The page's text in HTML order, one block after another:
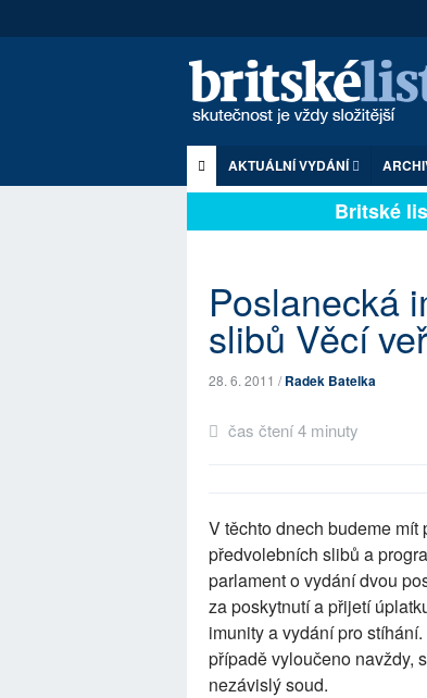
AKTUÁLNÍ VYDÁNÍ
Britské
Poslanecká
slibů Věcí
28. 6. 2011 /Radek Batelka
čas čtení 4 minuty
V těchto dnech budeme
předvolebních slibů a
parlament o vydání dvou
za poskytnutí a přijetí
imunity a vydání pro
případě vyloučeno navždy,
nezávislý soud.